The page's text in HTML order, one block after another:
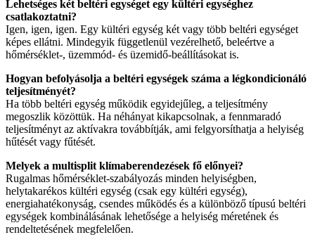
Lehetséges két beltéri egységet egy kültéri egységhez
csatlakoztatni?
Igen, igen, igen. Egy kültéri egység két vagy több beltéri egységet
képes ellátni. Mindegyik függetlenül vezérelhető, beleértve a
hőmérséklet-, üzemmód- és üzemidő-beállításokat is.
Hogyan befolyásolja a beltéri egységek száma a légkondicionáló
teljesítményét?
Ha több beltéri egység működik egyidejűleg, a teljesítmény
megoszlik közöttük. Ha néhányat kikapcsolnak, a fennmaradó
teljesítményt az aktívakra továbbítják, ami felgyorsíthatja a helyiség
hűtését vagy fűtését.
Melyek a multisplit klímaberendezések fő előnyei?
Rugalmas hőmérséklet-szabályozás minden helyiségben,
helytakarékos kültéri egység (csak egy kültéri egység),
energiahatékonyság, csendes működés és a különböző típusú beltéri
egységek kombinálásának lehetősége a helyiség méretének és
rendeltetésének megfelelően.